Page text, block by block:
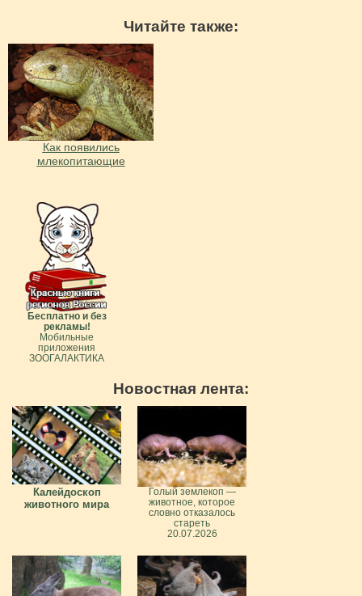
Читайте также:
Как появились
млекопитающие
Бесплатно и без
рекламы!
Мобильные
приложения
ЗООГАЛАКТИКА
Новостная лента:
Калейдоскоп
животного мира
Голый землекоп —
животное, которое
словно отказалось
стареть
20.07.2026